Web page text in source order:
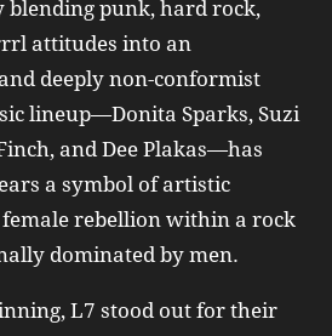
punk, hard rock,
attitudes into an
deeply non‑conformist
lineup—Donita Sparks, Suzi
and Dee Plakas—has
a symbol of artistic
female rebellion within a rock
dominated by men.
L7 stood out for their